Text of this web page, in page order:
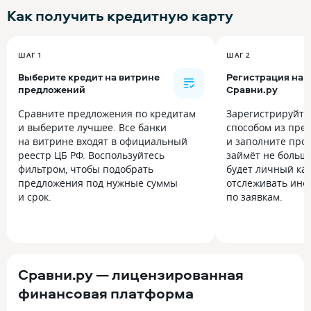
Как получить кредитную карту
ШАГ 1
Выберите кредит на витрине
предложений
Сравните предложения по кредитам
и выберите лучшее. Все банки
на витрине входят в официальный
реестр ЦБ РФ. Воспользуйтесь
фильтром, чтобы подобрать
предложения под нужные суммы
и срок.
ШАГ 2
Регистрация на
Сравни.ру
способом из
и заполните
займёт не
будет личный
отслеживать
по заявкам.
Сравни.ру — лицензированная
финансовая платформа